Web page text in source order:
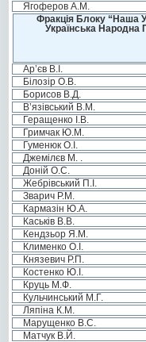
Ягоферов А.М.
Фракція Блоку “Наша
Українська Народна
Ар’єв В.І.
Білозір О.В.
Борисов В.Д.
В’язівський В.М.
Геращенко І.В.
Гримчак Ю.М.
Гуменюк О.І.
Джемілєв М. .
Доній О.С.
Жебрівський П.І.
Зварич Р.М.
Кармазін Ю.А.
Каськів В.В.
Кендзьор Я.М.
Клименко О.І.
Князевич Р.П.
Костенко Ю.І.
Круць М.Ф.
Кульчинський М.Г.
Ляпіна К.М.
Марущенко В.С.
Матчук В.Й.